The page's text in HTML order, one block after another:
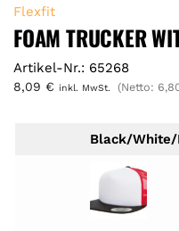
Flexfit
FOAM TRUCKER
Artikel-Nr.: 65268
8,09 € inkl. MwSt. (Netto:
Black/White/